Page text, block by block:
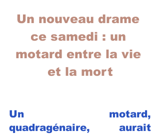
Un nouveau drame
ce samedi : un
motard entre la vie
et la mort
Un motard,
quadragénaire, aurait